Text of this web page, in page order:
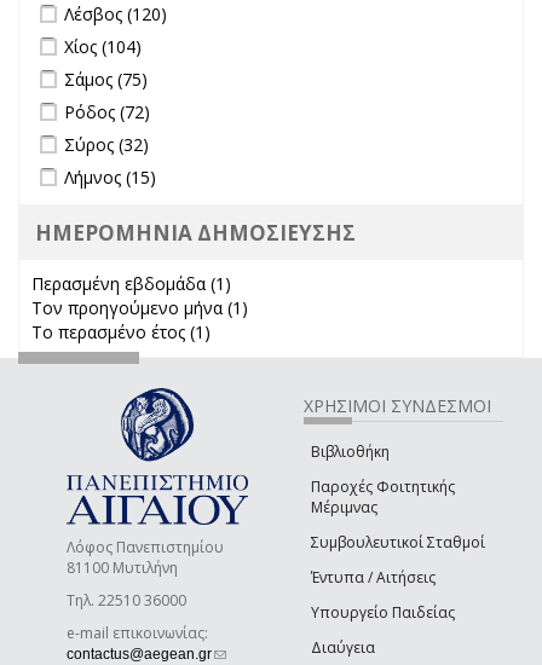
Apply Λέσβος filter
Λέσβος (120)
Apply Χίος filter
Χίος (104)
Apply Σάμος filter
Σάμος (75)
Apply Ρόδος filter
Ρόδος (72)
Apply Σύρος filter
Σύρος (32)
Apply Λήμνος filter
Λήμνος (15)
ΗΜΕΡΟΜΗΝΙΑ ΔΗΜΟΣΙΕΥΣΗΣ
Περασμένη εβδομάδα (1)
Τον προηγούμενο μήνα (1)
Το περασμένο έτος (1)
Λόφος Πανεπιστημίου
81100 Μυτιλήνη
Τηλ. 22510 36000
e-mail επικοινωνίας:
contactus@aegean.gr(link sends e-mail)
ΧΡΗΣΙΜΟΙ ΣΥΝΔΕΣΜΟΙ
Βιβλιοθήκη
Παροχές Φοιτητικής
Μέριμνας
Συμβουλευτικοί Σταθμοί
Έντυπα / Αιτήσεις
Υπουργείο Παιδείας
Διαύγεια